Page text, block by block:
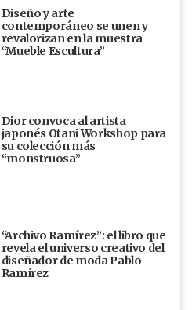
Diseño y arte
contemporáneo se unen y
revalorizan en la muestra
“Mueble Escultura”
Dior convoca al artista
japonés Otani Workshop para
su colección más
“monstruosa”
“Archivo Ramírez”: el libro que
revela el universo creativo del
diseñador de moda Pablo
Ramírez